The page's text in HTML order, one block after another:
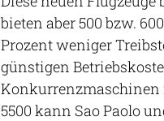
bieten aber 500 bzw.
Prozent weniger
günstigen
Konkurrenzmaschinen
5500 kann Sao Paolo